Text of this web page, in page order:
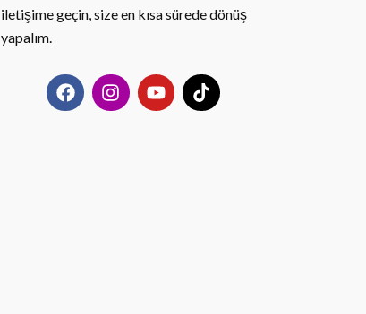
iletişime geçin, size en kısa sürede dönüş
yapalım.
F
a
c
I
n
s
Y
o
u
T
i
k